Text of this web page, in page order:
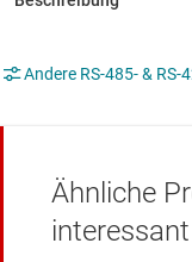
Andere RS-485- & RS-
Ähnliche